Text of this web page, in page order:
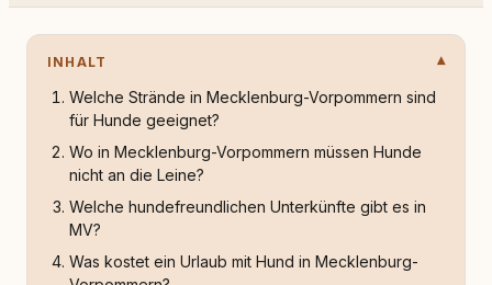
INHALT
Welche Strände in Mecklenburg-Vorpommern sind
für Hunde geeignet?
Wo in Mecklenburg-Vorpommern müssen Hunde
nicht an die Leine?
Welche hundefreundlichen Unterkünfte gibt es in
MV?
Was kostet ein Urlaub mit Hund in Mecklenburg-